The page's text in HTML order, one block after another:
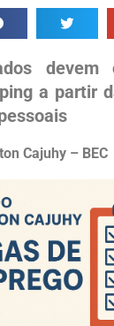
devem
a partir
Cajuhy – BEC